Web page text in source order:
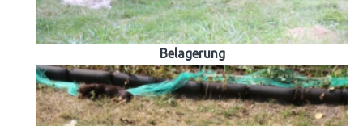
Belagerung